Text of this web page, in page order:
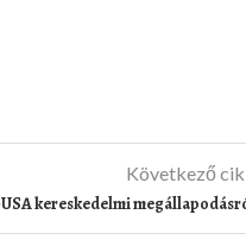
Következő
kereskedelmi